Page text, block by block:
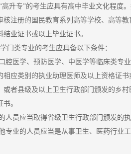
高升专”的考生应具有高中毕业文化程度
核注册的国民教育系列高等学校、高等
业证书或以上毕业证书。
门类专业的考生应具备以下条件：
腔医学、预防医学、中医学等临床类专
相应类别的执业助理医师及以上资格证
或者县级及以上卫生行政部门颁发的乡
。
员应当取得省级卫生行政部门颁发的执
专业的人员应当是从事卫生、医药行业